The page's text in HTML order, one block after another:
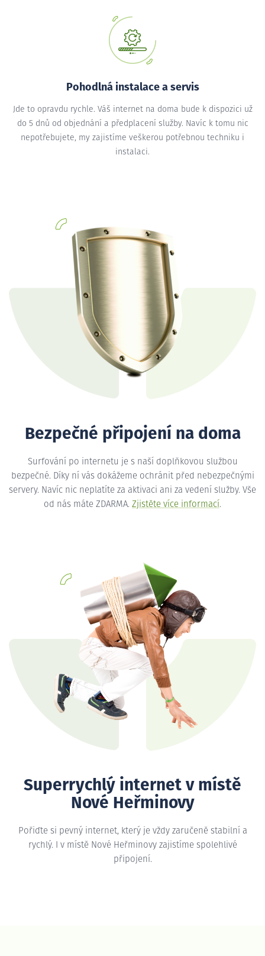
Pohodlná instalace a servis
Jde to opravdu rychle. Váš internet na doma bude k dispozici už
do 5 dnů od objednání a předplacení služby. Navíc k tomu nic
nepotřebujete, my zajistíme veškerou potřebnou techniku i
instalaci.
Bezpečné připojení na doma
Surfování po internetu je s naší doplňkovou službou
bezpečné. Díky ní vás dokážeme ochránit před nebezpečnými
servery. Navíc nic neplatíte za aktivaci ani za vedení služby. Vše
od nás máte ZDARMA. Zjistěte více informací.
Superrychlý internet v místě
Nové Heřminovy
Pořiďte si pevný internet, který je vždy zaručeně stabilní a
rychlý. I v místě Nové Heřminovy zajistíme spolehlivé
připojení.